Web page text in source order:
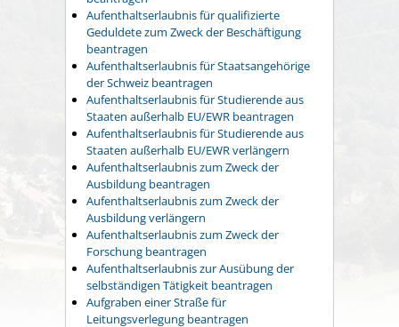
Aufenthaltserlaubnis für qualifizierte
Geduldete zum Zweck der Beschäftigung
beantragen
Aufenthaltserlaubnis für Staatsangehörige
der Schweiz beantragen
Aufenthaltserlaubnis für Studierende aus
Staaten außerhalb EU/EWR beantragen
Aufenthaltserlaubnis für Studierende aus
Staaten außerhalb EU/EWR verlängern
Aufenthaltserlaubnis zum Zweck der
Ausbildung beantragen
Aufenthaltserlaubnis zum Zweck der
Ausbildung verlängern
Aufenthaltserlaubnis zum Zweck der
Forschung beantragen
Aufenthaltserlaubnis zur Ausübung der
selbständigen Tätigkeit beantragen
Aufgraben einer Straße für
Leitungsverlegung beantragen